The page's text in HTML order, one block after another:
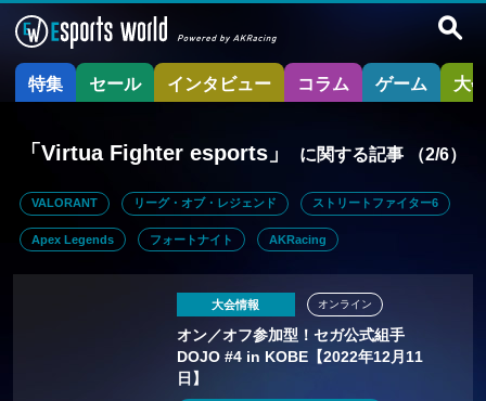
特集 セール インタビュー コラム ゲーム 大
「Virtua Fighter esports」 に関する記事 （2/6）
VALORANT リーグ・オブ・レジェンド ストリートファイター6
Apex Legends フォートナイト AKRacing
大会情報
オン／オフ参加型！セガ公式組手
DOJO #4 in KOBE【2022年12月11
日】
オンライン